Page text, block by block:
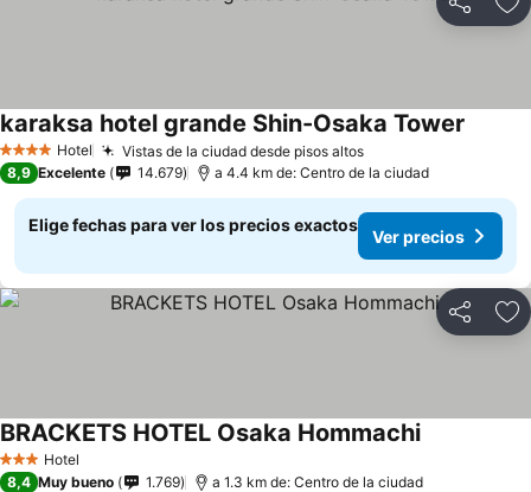
Compartir
4 EstrellasHotel Vistas de la ciudad desde pisos altos
karaksa hotel grande Shin-Osaka Tower
8,9 Excelente 14.679 a 4.4 km de: Centro de la ciudad
Elige fechas para ver los precios exactos
Ver precios
Compartir
3 Estrellas
Hotel
BRACKETS HOTEL Osaka Hommachi
8,4 Muy bueno 1.769 a 1.3 km de: Centro de la ciudad